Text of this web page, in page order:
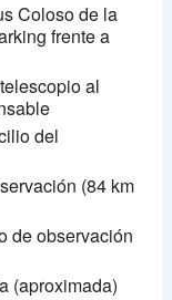
Coloso de la
frente a
al
del
(84 km
de observación
(aproximada)